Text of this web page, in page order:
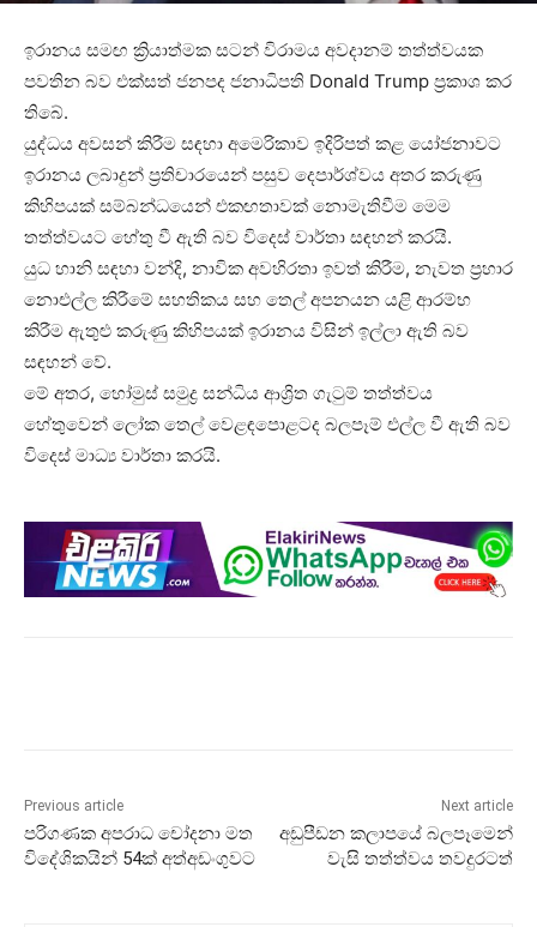
ඉරානය සමඟ ක්‍රියාත්මක සටන් විරාමය අවදානම් තත්ත්වයක
පවතින බව එක්සත් ජනපද ජනාධිපති Donald Trump ප්‍රකාශ කර
තිබේ.
යුද්ධය අවසන් කිරීම සඳහා අමෙරිකාව ඉදිරිපත් කළ යෝජනාවට
ඉරානය ලබාදුන් ප්‍රතිචාරයෙන් පසුව දෙපාර්ශ්වය අතර කරුණු
කිහිපයක් සම්බන්ධයෙන් එකඟතාවක් නොමැතිවීම මෙම
තත්ත්වයට හේතු වී ඇති බව විදෙස් වාර්තා සඳහන් කරයි.
යුධ හානි සඳහා වන්දි, නාවික අවහිරතා ඉවත් කිරීම, නැවත ප්‍රහාර
නොඑල්ල කිරීමේ සහතිකය සහ තෙල් අපනයන යළි ආරම්භ
කිරීම ඇතුළු කරුණු කිහිපයක් ඉරානය විසින් ඉල්ලා ඇති බව
සඳහන් වේ.
මේ අතර, හෝමුස් සමුද්‍ර සන්ධිය ආශ්‍රිත ගැටුම් තත්ත්වය
හේතුවෙන් ලෝක තෙල් වෙළඳපොළටද බලපෑම් එල්ල වී ඇති බව
විදෙස් මාධ්‍ය වාර්තා කරයි.
Previous article
පරිගණක අපරාධ චෝදනා මත
විදේශිකයින් 54ක් අත්අඩංගුවට
Next article
අඩුපීඩන කලාපයේ බලපෑමෙන්
වැසි තත්ත්වය තවදුරටත්